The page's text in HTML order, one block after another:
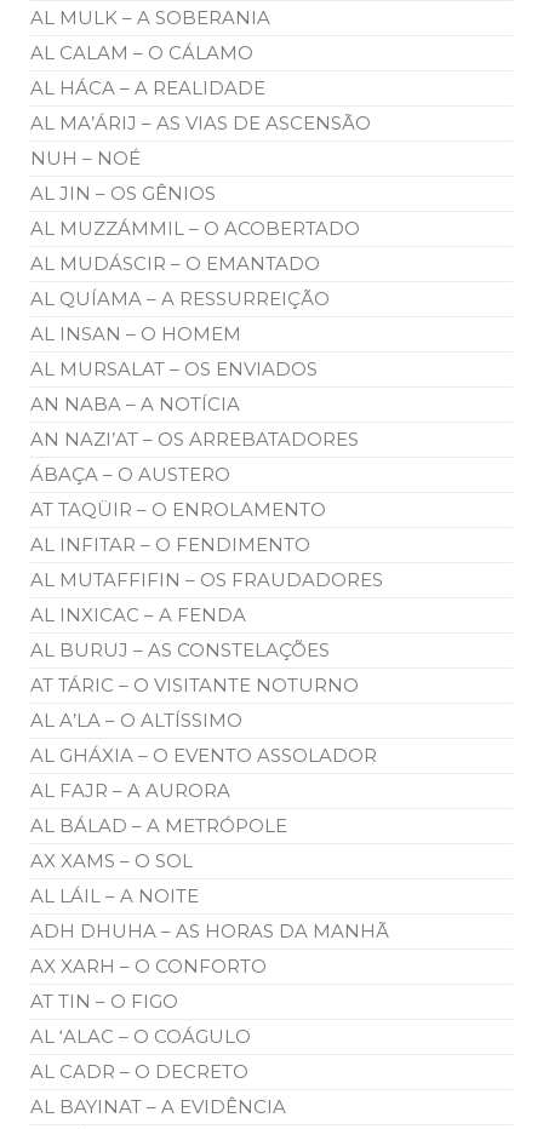
AL MULK – A SOBERANIA
AL CALAM – O CÁLAMO
AL HÁCA – A REALIDADE
AL MA’ÁRIJ – AS VIAS DE ASCENSÃO
NUH – NOÉ
AL JIN – OS GÊNIOS
AL MUZZÁMMIL – O ACOBERTADO
AL MUDÁSCIR – O EMANTADO
AL QUÍAMA – A RESSURREIÇÃO
AL INSAN – O HOMEM
AL MURSALAT – OS ENVIADOS
AN NABA – A NOTÍCIA
AN NAZI’AT – OS ARREBATADORES
ÁBAÇA – O AUSTERO
AT TAQÜIR – O ENROLAMENTO
AL INFITAR – O FENDIMENTO
AL MUTAFFIFIN – OS FRAUDADORES
AL INXICAC – A FENDA
AL BURUJ – AS CONSTELAÇÕES
AT TÁRIC – O VISITANTE NOTURNO
AL A’LA – O ALTÍSSIMO
AL GHÁXIA – O EVENTO ASSOLADOR
AL FAJR – A AURORA
AL BÁLAD – A METRÓPOLE
AX XAMS – O SOL
AL LÁIL – A NOITE
ADH DHUHA – AS HORAS DA MANHÃ
AX XARH – O CONFORTO
AT TIN – O FIGO
AL ‘ALAC – O COÁGULO
AL CADR – O DECRETO
AL BAYINAT – A EVIDÊNCIA